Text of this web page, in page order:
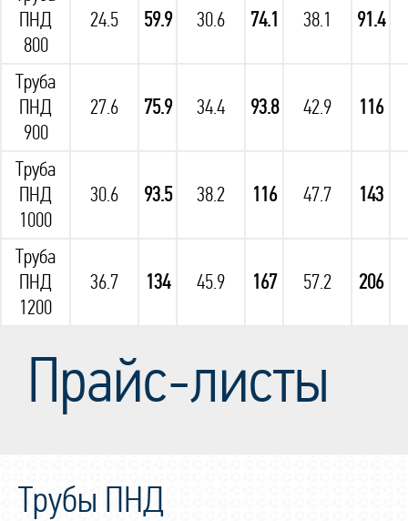
ПНД
800
24.5 59.9 30.6 74.1 38.1 91.4
Труба
ПНД
900
27.6 75.9 34.4 93.8 42.9 116
Труба
ПНД
1000
30.6 93.5 38.2 116 47.7 143
Труба
ПНД
1200
36.7 134 45.9 167 57.2 206
Прайс-листы
Трубы ПНД